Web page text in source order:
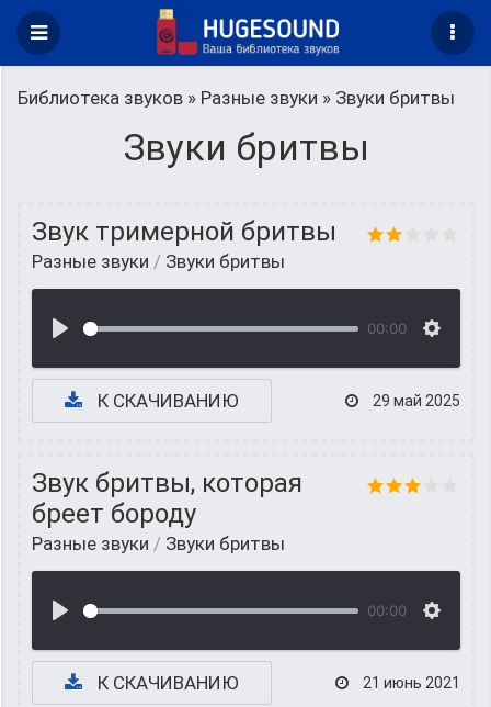
Библиотека звуков » Разные звуки » Звуки бритвы
Звуки бритвы
Звук тримерной бритвы
Разные звуки / Звуки бритвы
00:00
К СКАЧИВАНИЮ 29 май 2025
Звук бритвы, которая
бреет бороду
Разные звуки / Звуки бритвы
00:00
К СКАЧИВАНИЮ 21 июнь 2021